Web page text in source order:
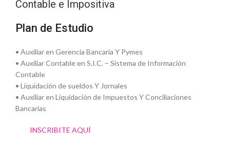
Contable e Impositiva
Plan de Estudio
• Auxiliar en Gerencia Bancaria Y Pymes
• Auxiliar Contable en S.I.C. – Sistema de Información
Contable
• Liquidación de sueldos Y Jornales
• Auxiliar en Liquidación de Impuestos Y Conciliaciones
Bancarias
INSCRIBITE AQUÍ